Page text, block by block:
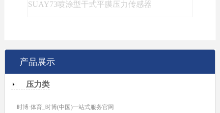
SUAY73喷涂型干式平膜压力传感器
产品展示
压力类
时博·体育_时博(中国)一站式服务官网